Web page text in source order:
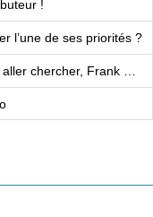
!
l’une de ses priorités ?